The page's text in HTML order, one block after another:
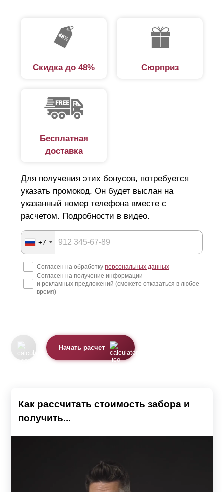
Скидка до 48% Сюрприз
Бесплатная
доставка
Для получения этих бонусов, потребуется
указать промокод. Он будет выслан на
указанный номер телефона вместе с
расчетом. Подробности в видео.
+7
Согласен на обработку персональных данных
Согласен на получение информации
и рекламных предложений (сможете отказаться в любое
время)
Начать расчет
Как рассчитать стоимость забора и
получить...